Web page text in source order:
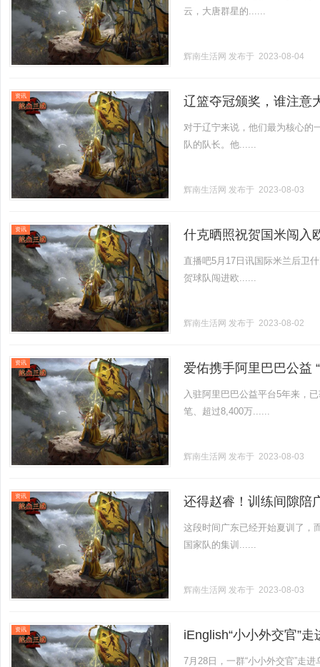
云，大唐群星的......
辉南生活网 发布于 2023-08-04
资讯 辽篮夺冠颁奖，谁注意
对于辽宁来说，他们最为核心的
队的队长。他......
辉南生活网 发布于 2023-08-03
资讯 什克晒照祝贺国米闯入
直播吧5月17日讯国际米兰后卫
贺球队闯进欧......
辉南生活网 发布于 2023-08-02
资讯 爱佑携手阿里巴巴公益
入驻阿里巴巴公益平台5年来，
笔、超过8,400万......
辉南生活网 发布于 2023-08-03
资讯 还得赵睿！训练间隙陪
这段时间广东已经开始夏训了，
国家队的集训......
辉南生活网 发布于 2023-08-03
资讯 iEnglish“小小外交官”
7月28日，一群“小小外交官”走